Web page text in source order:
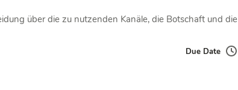
über die zu nutzenden Kanäle, die Botschaft und die
Due Date